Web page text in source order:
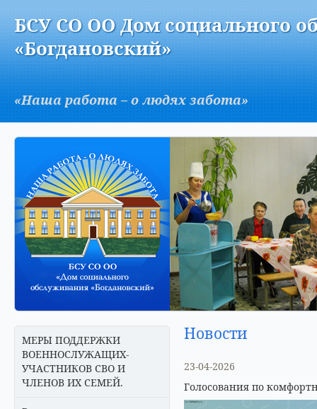
AБСУ СО ОО Дом социального
«Богдановский»
«Наша работа – о людях забота»
МЕРЫ ПОДДЕРЖКИ
ВОЕННОСЛУЖАЩИХ-
УЧАСТНИКОВ СВО И
ЧЛЕНОВ ИХ СЕМЕЙ.
Новости
23-04-2026
Голосования по